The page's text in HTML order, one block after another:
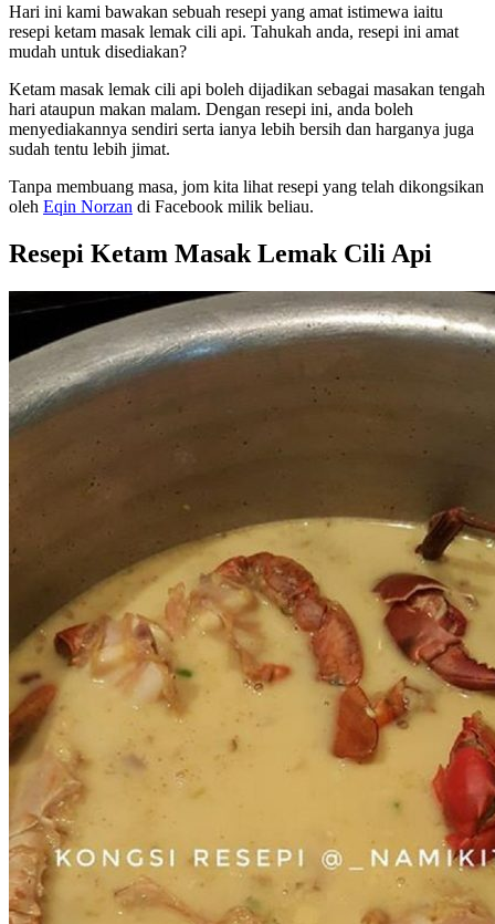
Hari ini kami bawakan sebuah resepi yang amat istimewa iaitu
resepi ketam masak lemak cili api. Tahukah anda, resepi ini amat
mudah untuk disediakan?
Ketam masak lemak cili api boleh dijadikan sebagai masakan tengah
hari ataupun makan malam. Dengan resepi ini, anda boleh
menyediakannya sendiri serta ianya lebih bersih dan harganya juga
sudah tentu lebih jimat.
Tanpa membuang masa, jom kita lihat resepi yang telah dikongsikan
oleh Eqin Norzan di Facebook milik beliau.
Resepi Ketam Masak Lemak Cili Api